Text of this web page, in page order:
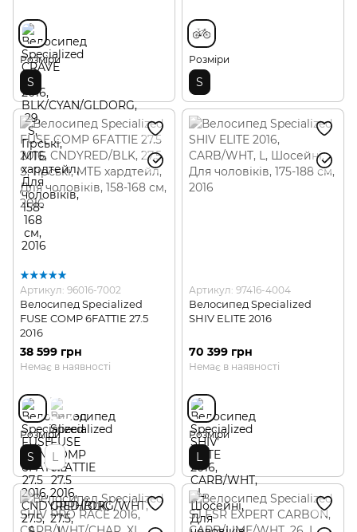
Розміри
S
Розміри
S
Артикул: 96016-7002
Велосипед Specialized
FUSE COMP 6FATTIE 27.5
2016
38 599 грн
Немає в наявності
Розміри
S L
Артикул: 97416-4004
Велосипед Specialized
SHIV ELITE 2016
70 399 грн
Немає в наявності
Розміри
L